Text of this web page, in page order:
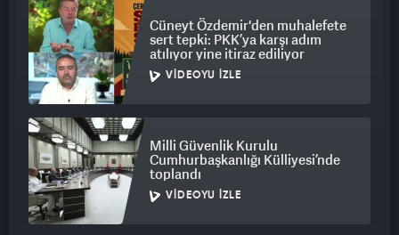
Cüneyt Özdemir'den muhalefete
sert tepki: PKK’ya karşı adım
atılıyor yine itiraz ediliyor
VIDEOYU İZLE
Milli Güvenlik Kurulu
Cumhurbaşkanlığı Külliyesi’nde
toplandı
VIDEOYU İZLE